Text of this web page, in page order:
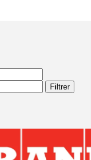
Filtrer